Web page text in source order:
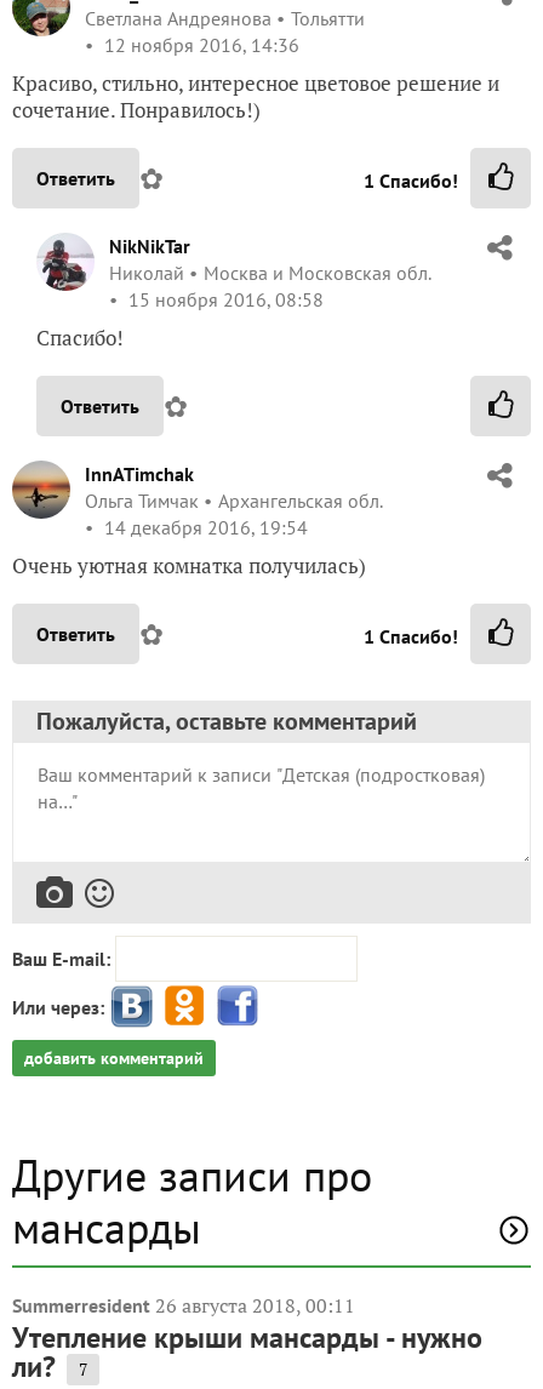
Светлана Андреянова
Тольятти
12 ноября 2016, 14:36
Красиво, стильно, интересное цветовое решение и
сочетание. Понравилось!)
Ответить ✿ 1 Спасибо!
NikNikTar
Николай
Москва и Московская обл.
15 ноября 2016, 08:58
Спасибо!
Ответить ✿
InnATimchak
Ольга Тимчак
Архангельская обл.
14 декабря 2016, 19:54
Очень уютная комнатка получилась)
Ответить ✿ 1 Спасибо!
Пожалуйста, оставьте комментарий
Ваш E-mail:
Или через:
добавить комментарий
Другие записи про
мансарды
Summerresident 26 августа 2018, 00:11
Утепление крыши мансарды - нужно
ли? 7